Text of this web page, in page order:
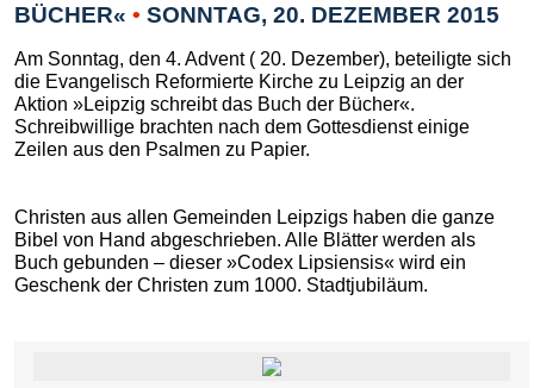
BÜCHER« • SONNTAG, 20. DEZEMBER 2015
Am Sonntag, den 4. Advent ( 20. Dezember), beteiligte sich
die Evangelisch Reformierte Kirche zu Leipzig an der
Aktion »Leipzig schreibt das Buch der Bücher«.
Schreibwillige brachten nach dem Gottesdienst einige
Zeilen aus den Psalmen zu Papier.
Christen aus allen Gemeinden Leipzigs haben die ganze
Bibel von Hand abgeschrieben. Alle Blätter werden als
Buch gebunden – dieser »Codex Lipsiensis« wird ein
Geschenk der Christen zum 1000. Stadtjubiläum.